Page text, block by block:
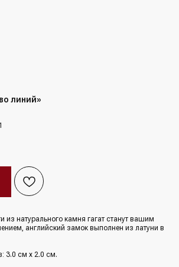
линий»
из натурального камня гагат станут вашим
английский замок выполнен из латуни в
3.0 см х 2.0 см.